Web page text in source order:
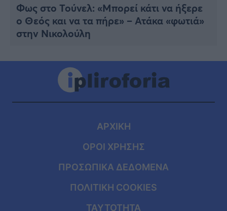
Φως στο Τούνελ: «Μπορεί κάτι να ήξερε
ο Θεός και να τα πήρε» – Ατάκα «φωτιά»
στην Νικολούλη
ΑΡΧΙΚΗ
ΟΡΟΙ ΧΡΗΣΗΣ
ΠΡΟΣΩΠΙΚΑ ΔΕΔΟΜΕΝΑ
ΠΟΛΙΤΙΚΗ COOKIES
ΤΑΥΤΟΤΗΤΑ